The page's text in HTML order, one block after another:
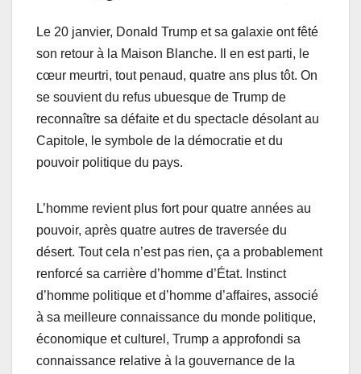
Le 20 janvier, Donald Trump et sa galaxie ont fêté
son retour à la Maison Blanche. Il en est parti, le
cœur meurtri, tout penaud, quatre ans plus tôt. On
se souvient du refus ubuesque de Trump de
reconnaître sa défaite et du spectacle désolant au
Capitole, le symbole de la démocratie et du
pouvoir politique du pays.
L’homme revient plus fort pour quatre années au
pouvoir, après quatre autres de traversée du
désert. Tout cela n’est pas rien, ça a probablement
renforcé sa carrière d’homme d’État. Instinct
d’homme politique et d’homme d’affaires, associé
à sa meilleure connaissance du monde politique,
économique et culturel, Trump a approfondi sa
connaissance relative à la gouvernance de la